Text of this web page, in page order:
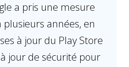
a pris une mesure
plusieurs années, en
à jour du Play Store
jour de sécurité pour